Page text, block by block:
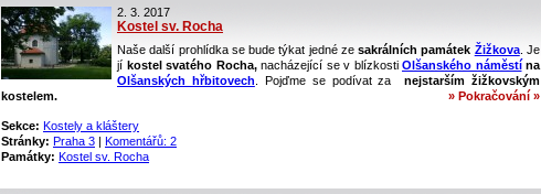
2. 3. 2017
Kostel sv. Rocha
Naše další prohlídka se bude týkat jedné zesakrálních památek Žižkova. Je
jí kostel svatého Rocha, nacházející se v blízkosti Olšanského náměstína
Olšanských hřbitovech . Pojďme se podívat zanejstarším žižkovským
kostelem.
» Pokračování »
Sekce: Kostely a kláštery
Stránky: Praha 3 | Komentářů: 2
Památky: Kostel sv. Rocha